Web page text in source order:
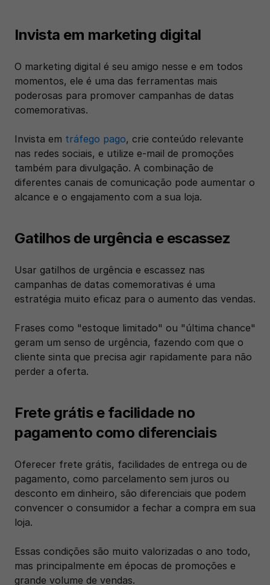
Invista em marketing digital
O marketing digital é seu amigo nesse e em todos
momentos, ele é uma das ferramentas mais
poderosas para promover campanhas de datas
comemorativas.
Invista em tráfego pago, crie conteúdo relevante
nas redes sociais, e utilize e-mail de promoções
também para divulgação. A combinação de
diferentes canais de comunicação pode aumentar o
alcance e o engajamento com a sua loja.
Gatilhos de urgência e escassez
Usar gatilhos de urgência e escassez nas
campanhas de datas comemorativas é uma
estratégia muito eficaz para o aumento das vendas.
Frases como "estoque limitado" ou "última chance"
geram um senso de urgência, fazendo com que o
cliente sinta que precisa agir rapidamente para não
perder a oferta.
Frete grátis e facilidade no
pagamento como diferenciais
Oferecer frete grátis, facilidades de entrega ou de
pagamento, como parcelamento sem juros ou
desconto em dinheiro, são diferenciais que podem
convencer o consumidor a fechar a compra em sua
loja.
Essas condições são muito valorizadas o ano todo,
mas principalmente em épocas de promoções e
grande volume de vendas.